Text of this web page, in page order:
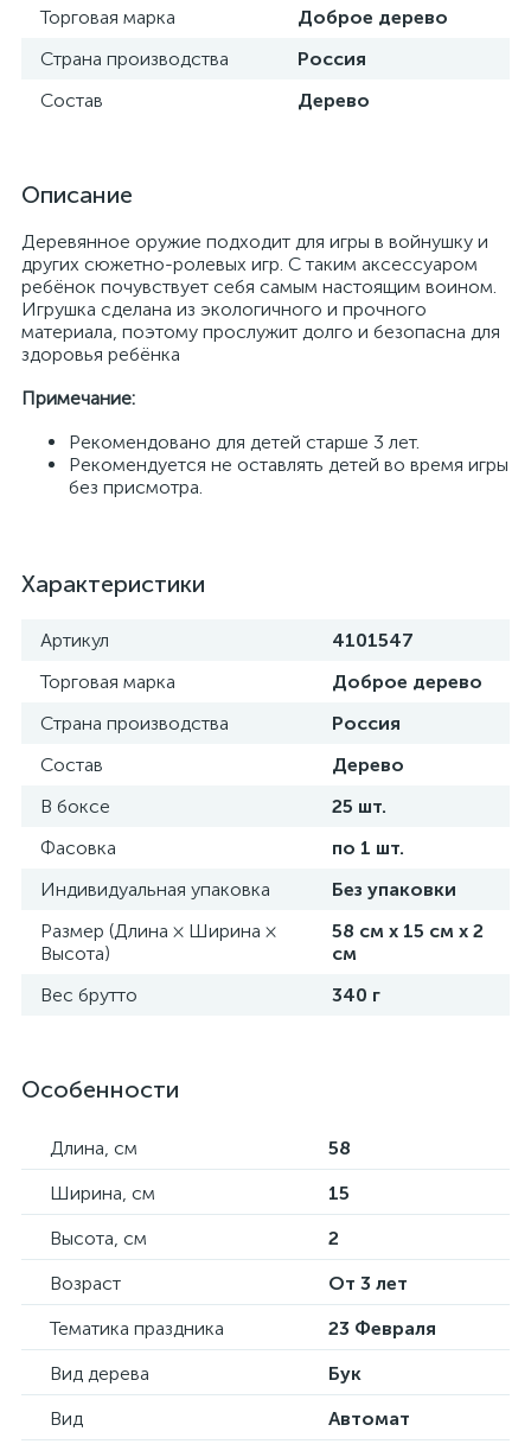
Торговая марка
Доброе дерево
Страна производства
Россия
Состав
Дерево
Описание
Деревянное оружие подходит для игры в войнушку и
других сюжетно-ролевых игр. С таким аксессуаром
ребёнок почувствует себя самым настоящим воином.
Игрушка сделана из экологичного и прочного
материала, поэтому прослужит долго и безопасна для
здоровья ребёнка
Примечание:
Рекомендовано для детей старше 3 лет.
Рекомендуется не оставлять детей во время игры
без присмотра.
Характеристики
Артикул
4101547
Торговая марка
Доброе дерево
Страна производства
Россия
Состав
Дерево
В боксе
25 шт.
Фасовка
по 1 шт.
Индивидуальная упаковка
Без упаковки
Размер (Длина × Ширина ×
Высота)
58 см х 15 см х 2
см
Вес брутто
340 г
Особенности
Длина, см
58
Ширина, см
15
Высота, см
2
Возраст
От 3 лет
Тематика праздника
23 Февраля
Вид дерева
Бук
Вид
Автомат